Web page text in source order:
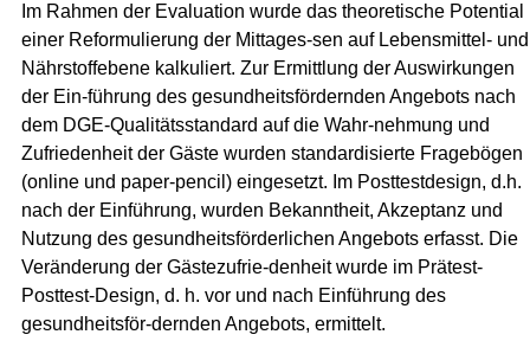
Im Rahmen der Evaluation wurde das theoretische Potential
einer Reformulierung der Mittages-sen auf Lebensmittel- und
Nährstoffebene kalkuliert. Zur Ermittlung der Auswirkungen
der Ein-führung des gesundheitsfördernden Angebots nach
dem DGE-Qualitätsstandard auf die Wahr-nehmung und
Zufriedenheit der Gäste wurden standardisierte Fragebögen
(online und paper-pencil) eingesetzt. Im Posttestdesign, d.h.
nach der Einführung, wurden Bekanntheit, Akzeptanz und
Nutzung des gesundheitsförderlichen Angebots erfasst. Die
Veränderung der Gästezufrie-denheit wurde im Prätest-
Posttest-Design, d. h. vor und nach Einführung des
gesundheitsför-dernden Angebots, ermittelt.